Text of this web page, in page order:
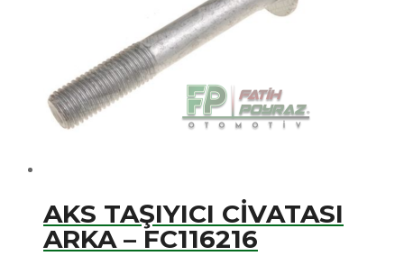
AKS TAŞIYICI CİVATASI
ARKA – FC116216